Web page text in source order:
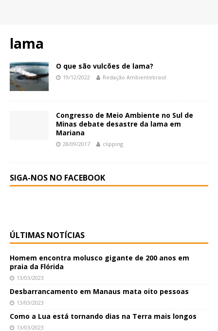
lama
O que são vulcões de lama?
19/12/2022 Redação Ambientebrasil
Congresso de Meio Ambiente no Sul de
Minas debate desastre da lama em
Mariana
28/09/2017 clipping
SIGA-NOS NO FACEBOOK
ÚLTIMAS NOTÍCIAS
Homem encontra molusco gigante de 200 anos em
praia da Flórida
13/03/2023
Desbarrancamento em Manaus mata oito pessoas
13/03/2023
Como a Lua está tornando dias na Terra mais longos
13/03/2023